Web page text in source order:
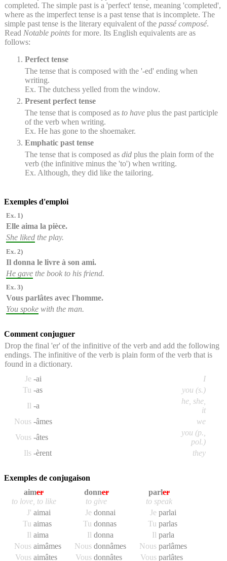
completed. The simple past is a 'perfect' tense, meaning 'completed',
where as the imperfect tense is a past tense that is incomplete. The
simple past tense is the literary equivalent of the passé composé.
Read Notable points for more. Its English equivalents are as
follows:
Perfect tense
The tense that is composed with the '-ed' ending when
writing.
Ex. The dutchess yelled from the window.
Present perfect tense
The tense that is composed as to have plus the past participle
of the verb when writing.
Ex. He has gone to the shoemaker.
Emphatic past tense
The tense that is composed as did plus the plain form of the
verb (the infinitive minus the 'to') when writing.
Ex. Although, they did like the tailoring.
Exemples d'emploi
Ex. 1)
Elle aima la pièce.
She liked the play.
Ex. 2)
Il donna le livre à son ami.
He gave the book to his friend.
Ex. 3)
Vous parlâtes avec l'homme.
You spoke with the man.
Comment conjuguer
Drop the final 'er' of the infinitive of the verb and add the following
endings. The infinitive of the verb is plain form of the verb that is
found in a dictionary.
Je -ai
I
Tu -as
you (s.)
Il -a
he, she,
it
Nous -âmes
we
Vous -âtes
you (p.,
pol.)
Ils -èrent they
Exemples de conjugaison
aimer
to love, to like
J' aimai
Tu aimas
Il aima
Nous aimâmes
Vous aimâtes
donner
to give
Je donnai
Tu donnas
Il donna
Nous donnâmes
Vous donnâtes
parler
to speak
Je parlai
Tu parlas
Il parla
Nous parlâmes
Vous parlâtes